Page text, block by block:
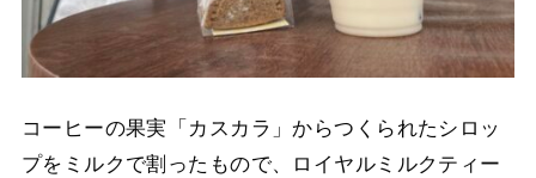
コーヒーの果実「カスカラ」からつくられたシロッ
プをミルクで割ったもので、ロイヤルミルクティー